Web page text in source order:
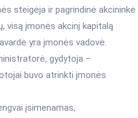
steigėja ir pagrindinė akcininkė
visą įmonės akcinį kapitalą
yra įmonės vadovė.
gydytoja –
buvo atrinkti įmonės
įsimenamas,